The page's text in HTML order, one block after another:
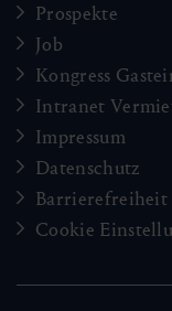
Prospekte
Job
Kongress
Intranet
Impressum
Datenschutz
Barrierefreiheit
Cookie